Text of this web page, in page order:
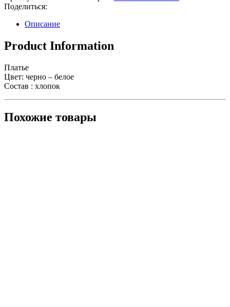
Поделиться:
Описание
Product Information
Платье
Цвет: черно – белое
Состав : хлопок
Похожие товары